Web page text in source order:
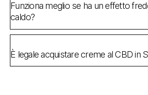
Funziona meglio se ha un effetto
caldo?
È legale acquistare creme al CBD in